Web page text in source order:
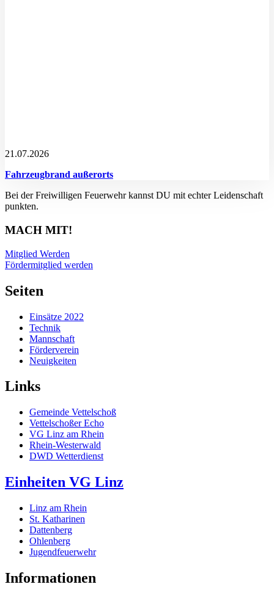
21.07.2026
Fahrzeugbrand außerorts
Bei der Freiwilligen Feuerwehr kannst DU mit echter Leidenschaft
punkten.
MACH MIT!
Mitglied Werden
Fördermitglied werden
Seiten
Einsätze 2022
Technik
Mannschaft
Förderverein
Neuigkeiten
Links
Gemeinde Vettelschoß
Vettelschoßer Echo
VG Linz am Rhein
Rhein-Westerwald
DWD Wetterdienst
Einheiten VG Linz
Linz am Rhein
St. Katharinen
Dattenberg
Ohlenberg
Jugendfeuerwehr
Informationen